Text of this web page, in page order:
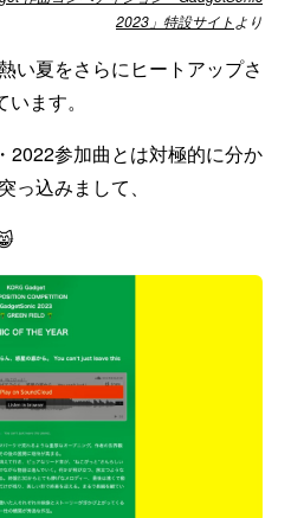
2023」特設サイト より
い夏をさらにヒートアップさ
ます。
2022参加曲とは対極的に分か
っ込みまして、